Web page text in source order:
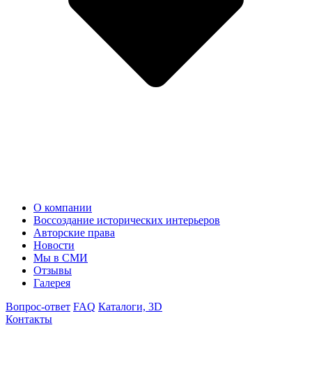
О компании
Воссоздание исторических интерьеров
Авторские права
Новости
Мы в СМИ
Отзывы
Галерея
Вопрос-ответ FAQ Каталоги, 3D
Контакты